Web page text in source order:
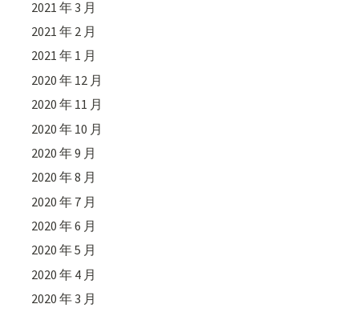
2021 年 3 月
2021 年 2 月
2021 年 1 月
2020 年 12 月
2020 年 11 月
2020 年 10 月
2020 年 9 月
2020 年 8 月
2020 年 7 月
2020 年 6 月
2020 年 5 月
2020 年 4 月
2020 年 3 月